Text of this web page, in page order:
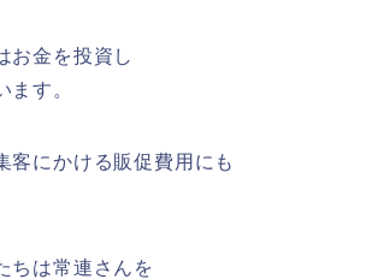
お金を投資し
ます。
客にかける販促費用にも
ちは常連さんを